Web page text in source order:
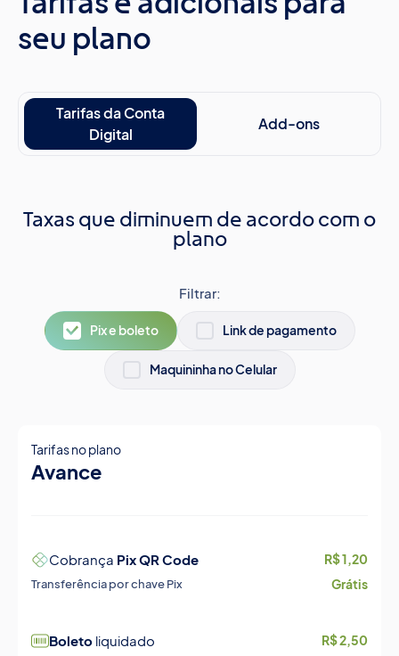
seu plano
Tarifas da Conta
Digital
Add-ons
Taxas que diminuem de acordo com o
plano
Filtrar:
Pix e boleto Link de pagamento
Maquininha no Celular
Tarifas no plano
Avance
Cobrança Pix QR Code R$ 1,20
Transferência por chave Pix Grátis
Boleto liquidado R$ 2,50